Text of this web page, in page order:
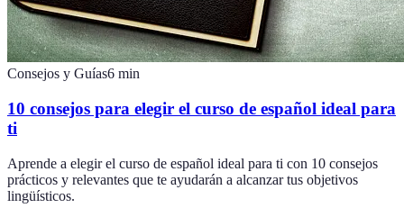
Consejos y Guías6 min
10 consejos para elegir el curso de español ideal para
ti
Aprende a elegir el curso de español ideal para ti con 10 consejos
prácticos y relevantes que te ayudarán a alcanzar tus objetivos
lingüísticos.